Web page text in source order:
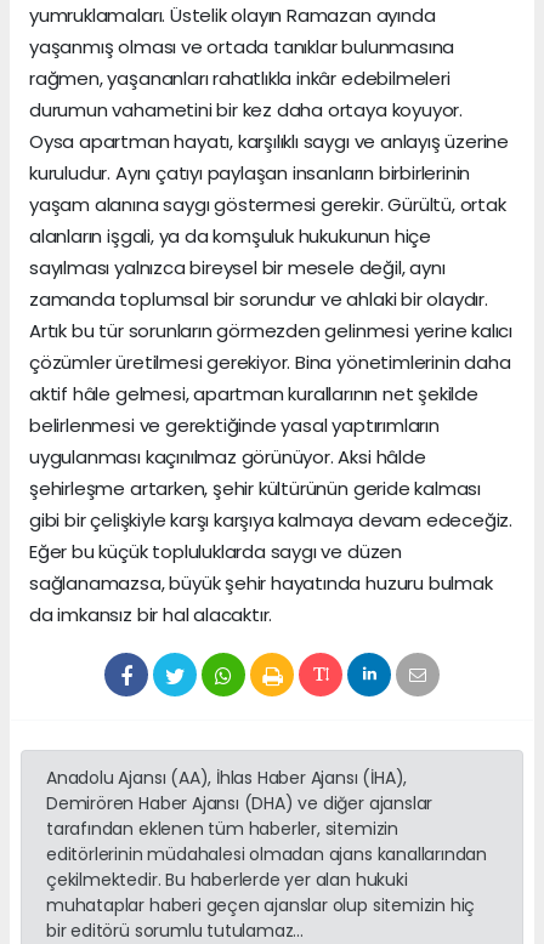
yumruklamaları. Üstelik olayın Ramazan ayında
yaşanmış olması ve ortada tanıklar bulunmasına
rağmen, yaşananları rahatlıkla inkâr edebilmeleri
durumun vahametini bir kez daha ortaya koyuyor.
Oysa apartman hayatı, karşılıklı saygı ve anlayış üzerine
kuruludur. Aynı çatıyı paylaşan insanların birbirlerinin
yaşam alanına saygı göstermesi gerekir. Gürültü, ortak
alanların işgali, ya da komşuluk hukukunun hiçe
sayılması yalnızca bireysel bir mesele değil, aynı
zamanda toplumsal bir sorundur ve ahlaki bir olaydır.
Artık bu tür sorunların görmezden gelinmesi yerine kalıcı
çözümler üretilmesi gerekiyor. Bina yönetimlerinin daha
aktif hâle gelmesi, apartman kurallarının net şekilde
belirlenmesi ve gerektiğinde yasal yaptırımların
uygulanması kaçınılmaz görünüyor. Aksi hâlde
şehirleşme artarken, şehir kültürünün geride kalması
gibi bir çelişkiyle karşı karşıya kalmaya devam edeceğiz.
Eğer bu küçük topluluklarda saygı ve düzen
sağlanamazsa, büyük şehir hayatında huzuru bulmak
da imkansız bir hal alacaktır.
Anadolu Ajansı (AA), İhlas Haber Ajansı (İHA),
Demirören Haber Ajansı (DHA) ve diğer ajanslar
tarafından eklenen tüm haberler, sitemizin
editörlerinin müdahalesi olmadan ajans kanallarından
çekilmektedir. Bu haberlerde yer alan hukuki
muhataplar haberi geçen ajanslar olup sitemizin hiç
bir editörü sorumlu tutulamaz...